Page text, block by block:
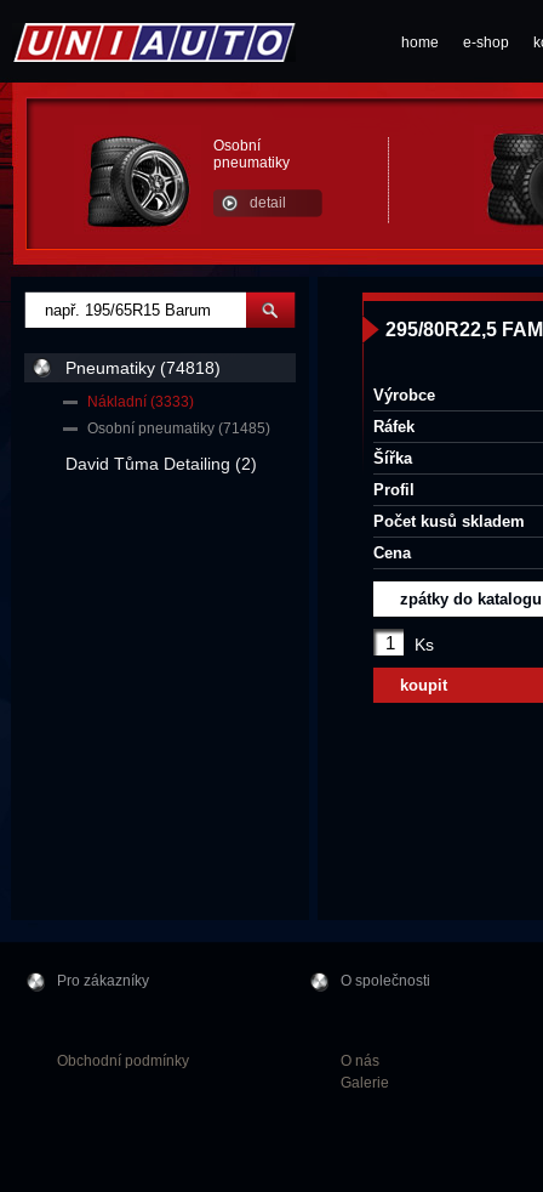
home e-shop
Osobní
pneumatiky
detail
295/80R22,5
Výrobce
Ráfek
Šířka
Profil
Počet kusů skladem
Cena
zpátky do katalogu
Ks
koupit
Pneumatiky (74818)
Nákladní (3333)
Osobní pneumatiky (71485)
David Tůma Detailing (2)
Pro zákazníky
Obchodní podmínky
O společnosti
O nás
Galerie